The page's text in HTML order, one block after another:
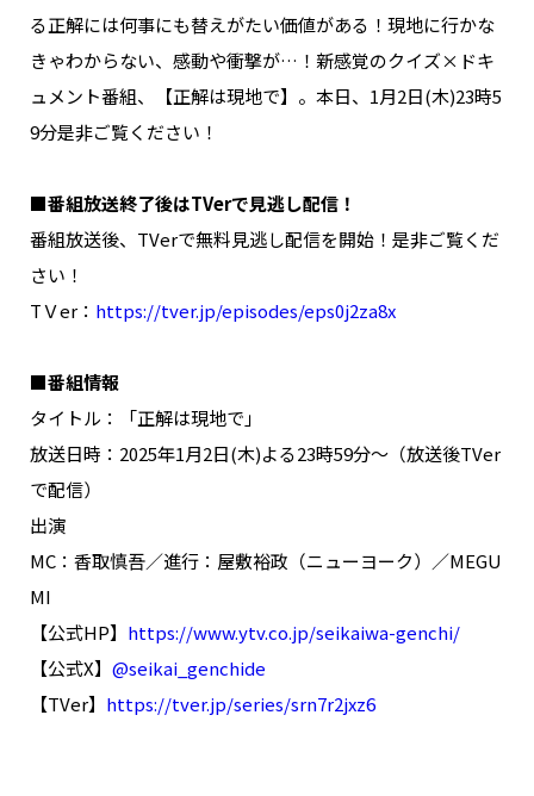
る正解には何事にも替えがたい価値がある！現地に行かな
きゃわからない、感動や衝撃が…！新感覚のクイズ×ドキ
ュメント番組、【正解は現地で】。本日、1月2日(木)23時5
9分是非ご覧ください！
■番組放送終了後はTVerで見逃し配信！
番組放送後、TVerで無料見逃し配信を開始！是非ご覧くだ
さい！
TＶer： https://tver.jp/episodes/eps0j2za8x
■番組情報
タイトル：「正解は現地で」
放送日時：2025年1月2日(木)よる23時59分～（放送後TVer
で配信）
出演
MC：香取慎吾／進行：屋敷裕政（ニューヨーク）／MEGU
MI
【公式HP】 https://www.ytv.co.jp/seikaiwa-genchi/
【公式X】 @seikai_genchide
【TVer】 https://tver.jp/series/srn7r2jxz6